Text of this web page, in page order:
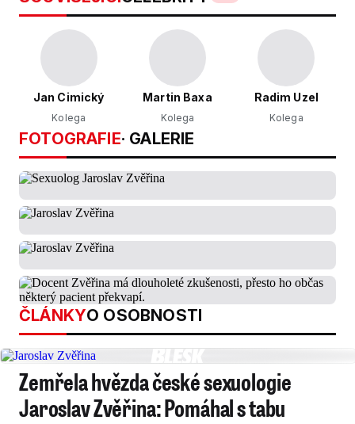
Jan Cimický
Kolega
Martin Baxa
Kolega
Radim Uzel
Kolega
FOTOGRAFIE· GALERIE
ČLÁNKYO OSOBNOSTI
Zemřela hvězda české sexuologie
Jaroslav Zvěřina: Pomáhal s tabu